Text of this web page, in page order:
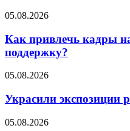
05.08.2026
Как привлечь кадры
поддержку?
05.08.2026
Украсили экспозиции
05.08.2026